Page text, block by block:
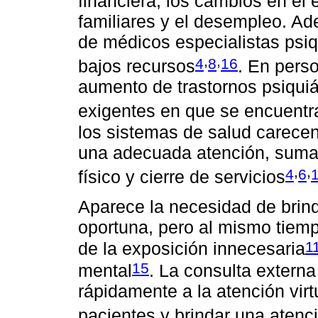
familiares y el desempleo.
de médicos especialistas
bajos recursos4,8,16. En
aumento de trastornos
exigentes en que se
los sistemas de salud
una adecuada atención,
físico y cierre de servicios4,6,
Aparece la necesidad de
oportuna, pero al mismo
de la exposición innecesaria
mental15. La consulta
rápidamente a la atención